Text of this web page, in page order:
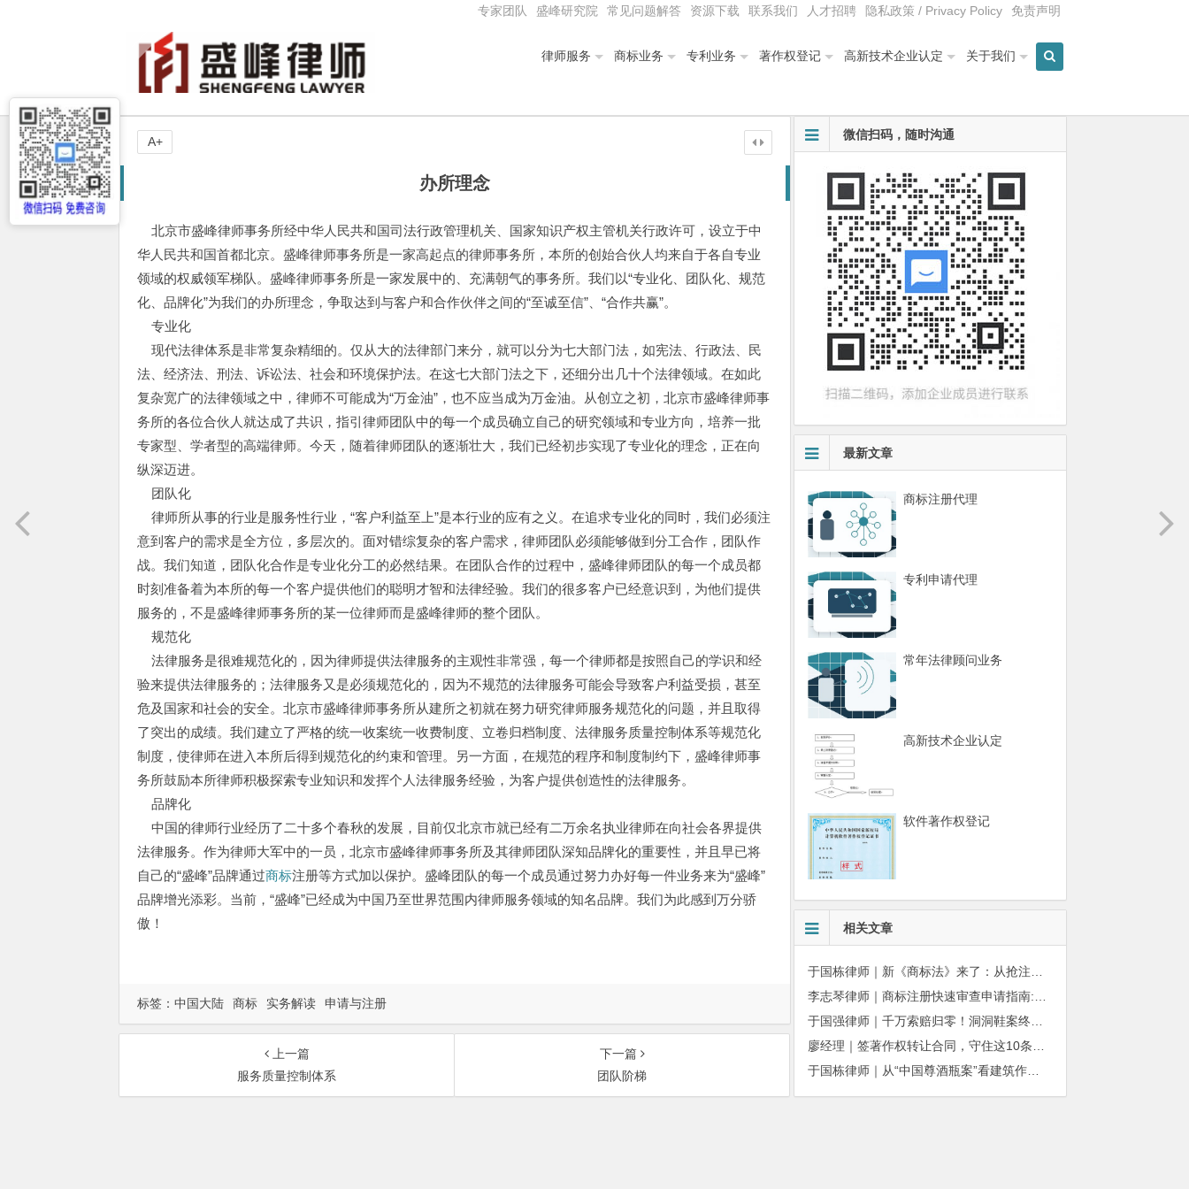
专家团队 盛峰研究院 常见问题解答 资源下载 联系我们 人才招聘 隐私政策 / Privacy Policy 免责声明
律师服务 商标业务 专利业务 著作权登记 高新技术企业认定 关于我们
办所理念
北京市盛峰律师事务所经中华人民共和国司法行政管理机关、国家知识产权主管机关行政许可，设立于中
华人民共和国首都北京。盛峰律师事务所是一家高起点的律师事务所，本所的创始合伙人均来自于各自专业
领域的权威领军梯队。盛峰律师事务所是一家发展中的、充满朝气的事务所。我们以“专业化、团队化、规范
化、品牌化”为我们的办所理念，争取达到与客户和合作伙伴之间的“至诚至信”、“合作共赢”。
专业化
现代法律体系是非常复杂精细的。仅从大的法律部门来分，就可以分为七大部门法，如宪法、行政法、民
法、经济法、刑法、诉讼法、社会和环境保护法。在这七大部门法之下，还细分出几十个法律领域。在如此
复杂宽广的法律领域之中，律师不可能成为“万金油”，也不应当成为万金油。从创立之初，北京市盛峰律师事
务所的各位合伙人就达成了共识，指引律师团队中的每一个成员确立自己的研究领域和专业方向，培养一批
专家型、学者型的高端律师。今天，随着律师团队的逐渐壮大，我们已经初步实现了专业化的理念，正在向
纵深迈进。
团队化
律师所从事的行业是服务性行业，“客户利益至上”是本行业的应有之义。在追求专业化的同时，我们必须注
意到客户的需求是全方位，多层次的。面对错综复杂的客户需求，律师团队必须能够做到分工合作，团队作
战。我们知道，团队化合作是专业化分工的必然结果。在团队合作的过程中，盛峰律师团队的每一个成员都
时刻准备着为本所的每一个客户提供他们的聪明才智和法律经验。我们的很多客户已经意识到，为他们提供
服务的，不是盛峰律师事务所的某一位律师而是盛峰律师的整个团队。
规范化
法律服务是很难规范化的，因为律师提供法律服务的主观性非常强，每一个律师都是按照自己的学识和经
验来提供法律服务的；法律服务又是必须规范化的，因为不规范的法律服务可能会导致客户利益受损，甚至
危及国家和社会的安全。北京市盛峰律师事务所从建所之初就在努力研究律师服务规范化的问题，并且取得
了突出的成绩。我们建立了严格的统一收案统一收费制度、立卷归档制度、法律服务质量控制体系等规范化
制度，使律师在进入本所后得到规范化的约束和管理。另一方面，在规范的程序和制度制约下，盛峰律师事
务所鼓励本所律师积极探索专业知识和发挥个人法律服务经验，为客户提供创造性的法律服务。
品牌化
中国的律师行业经历了二十多个春秋的发展，目前仅北京市就已经有二万余名执业律师在向社会各界提供
法律服务。作为律师大军中的一员，北京市盛峰律师事务所及其律师团队深知品牌化的重要性，并且早已将
自己的“盛峰”品牌通过商标注册等方式加以保护。盛峰团队的每一个成员通过努力办好每一件业务来为“盛峰”
品牌增光添彩。当前，“盛峰”已经成为中国乃至世界范围内律师服务领域的知名品牌。我们为此感到万分骄
傲！
A+
标签：中国大陆 商标 实务解读 申请与注册
上一篇
服务质量控制体系
下一篇
团队阶梯
微信扫码，随时沟通
最新文章
商标注册代理
专利申请代理
常年法律顾问业务
高新技术企业认定
软件著作权登记
相关文章
于国栋律师｜从“中国尊酒瓶案”看建筑作品著作权保护的司法边界与商用合规